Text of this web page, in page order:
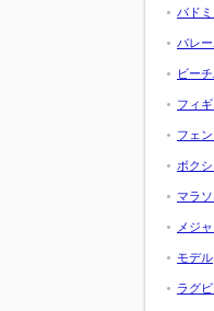
バド
バレ
ビー
フィ
フェ
ボク
マラソ
メジ
モデル
ラグ